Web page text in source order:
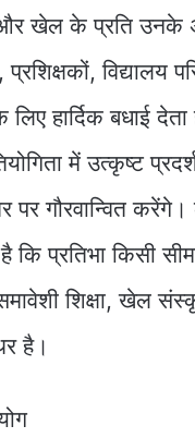
खेल के प्रति उनके
विद्यालय
हार्दिक बधाई देता
में उत्कृष्ट
पर गौरवान्वित
प्रतिभा किसी
शिक्षा, खेल
है।